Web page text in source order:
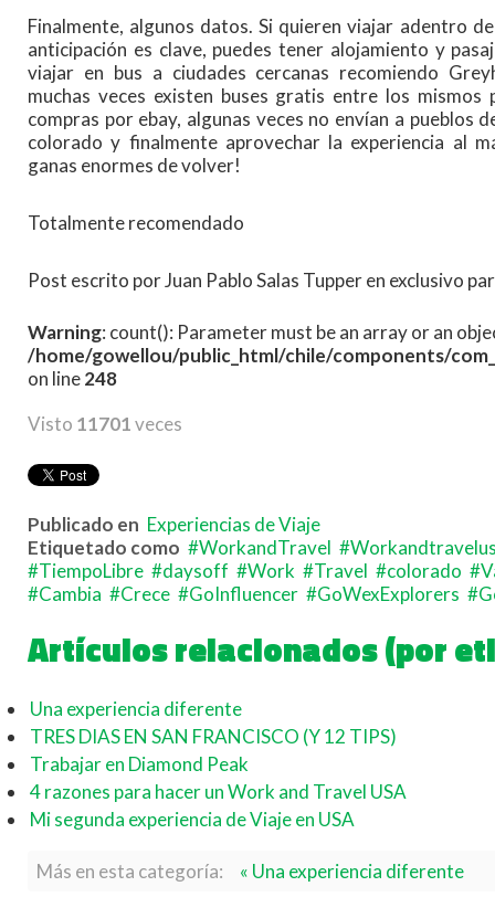
Finalmente, algunos datos. Si quieren viajar adentro
anticipación es clave, puedes tener alojamiento y
viajar en bus a ciudades cercanas recomiendo
muchas veces existen buses gratis entre los mismos
compras por ebay, algunas veces no envían a pueblos
colorado y finalmente aprovechar la experiencia al
ganas enormes de volver!
Totalmente recomendado
Post escrito por Juan Pablo Salas Tupper en exclusivo
Warning: count(): Parameter must be an array or an
/home/gowellou/public_html/chile/components/
on line248
Visto 11701veces
Publicado en Experiencias de Viaje
Etiquetado como
WorkandTravel
TiempoLibre
daysoff Work Travel colorado
Cambia
Crece GoInfluencer GoWexExplorers
Artículos relacionados (por
Una experiencia diferente
TRES DIAS EN SAN FRANCISCO (Y 12 TIPS)
Trabajar en Diamond Peak
4 razones para hacer un Work and Travel USA
Mi segunda experiencia de Viaje en USA
Más en esta categoría: « Una experiencia diferente